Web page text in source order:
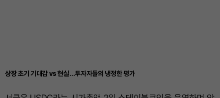
상장 초기 기대감 vs 현실…투자자들의 냉정한 평가